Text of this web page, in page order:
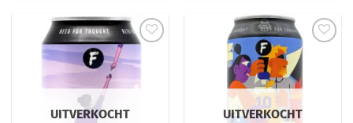
UITVERKOCHT UITVERKOCHT